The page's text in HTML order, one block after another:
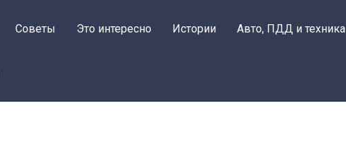
Советы Это интересно Истории Авто, ПДД и техника